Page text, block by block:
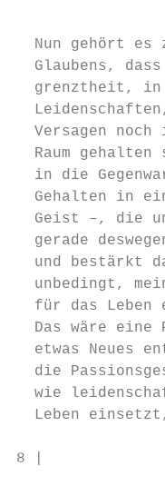
Nun gehört es
Glaubens,
grenztheit,
Versagen noch
Raum gehalten
in die
Gehalten in
Geist –, die
gerade
und bestärkt
unbedingt,
für das Leben
Das wäre eine
etwas Neues
die
wie
Leben
8 |